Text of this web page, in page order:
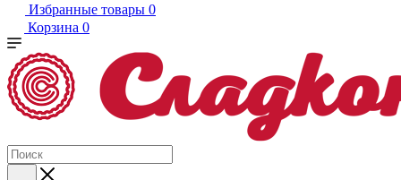
Избранные товары 0
Корзина 0